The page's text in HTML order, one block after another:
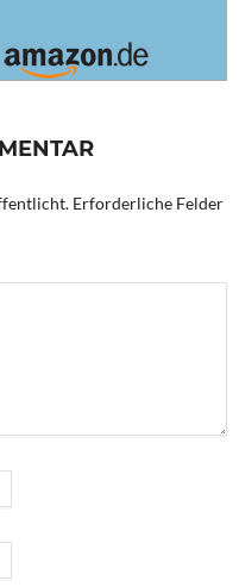
Erforderliche Felder